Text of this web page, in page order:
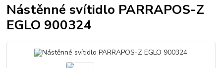
Nástěnné svítidlo PARRAPOS-Z
EGLO 900324